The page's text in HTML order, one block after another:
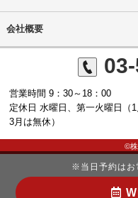
会社概要
営業時間 9：30～18：00
定休日 水曜日、第一火曜日（1
3月は無休）
©
※当日予約はお